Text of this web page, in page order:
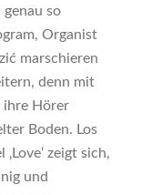
genau so
Organist
marschieren
denn mit
ihre Hörer
Boden. Los
zeigt sich,
und